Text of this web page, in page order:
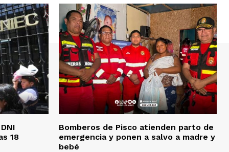
18
Bomberos de Pisco atienden parto de
emergencia y ponen a salvo a madre y
bebé